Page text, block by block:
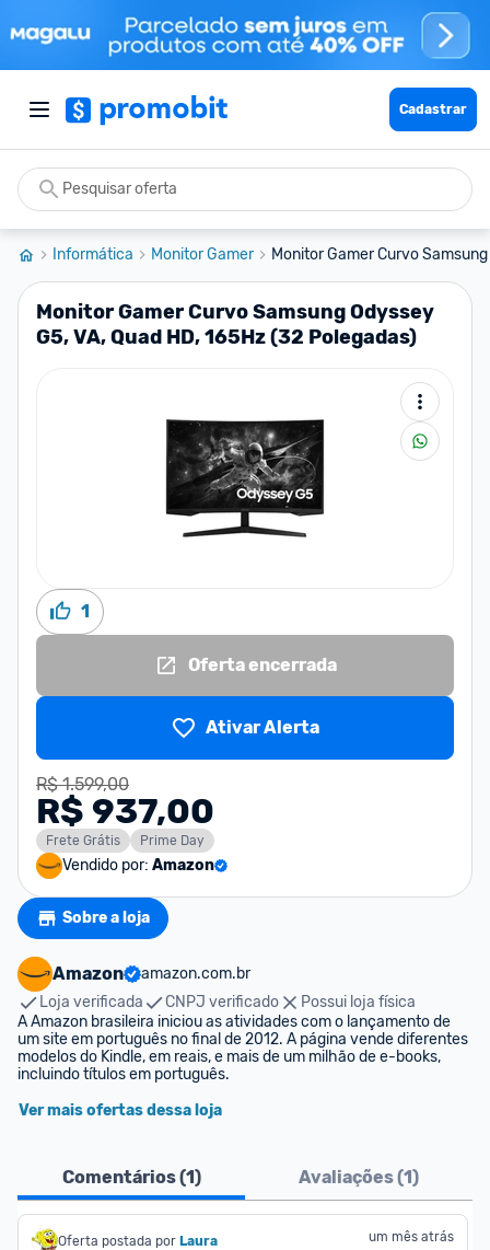
Cadastrar
Informática Monitor Gamer Monitor Gamer Curvo
Monitor Gamer Curvo Samsung Odyssey
G5, VA, Quad HD, 165Hz (32 Polegadas)
1
Oferta encerrada
Ativar Alerta
R$ 1.599,00
R$ 937,00
Frete Grátis Prime Day
Vendido por: Amazon
Sobre a loja
Amazon
amazon.com.br
Loja verificada
CNPJ verificado
Possui loja física
A Amazon brasileira iniciou as atividades com o lançamento de
um site em português no final de 2012. A página vende diferentes
modelos do Kindle, em reais, e mais de um milhão de e-books,
incluindo títulos em português.
Ver mais ofertas dessa loja
Comentários (1) Avaliações (1)
Oferta postada por Laura um mês atrás